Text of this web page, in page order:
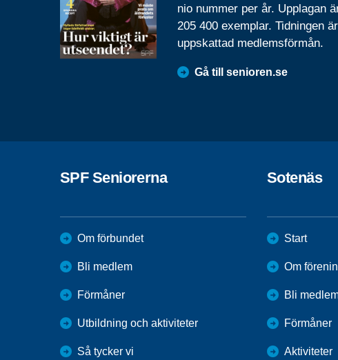
nio nummer per år. Upplagan
205 400 exemplar. Tidningen
uppskattad medlemsförmån.
Gå till senioren.se
SPF Seniorerna
Om förbundet
Bli medlem
Förmåner
Utbildning och aktiviteter
Så tycker vi
Sotenäs
Start
Om
Bli
Förmåner
Aktiviteter